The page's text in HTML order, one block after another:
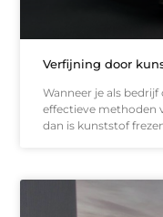
Verfijning door
Wanneer je als
effectieve methoden
dan is kunststof